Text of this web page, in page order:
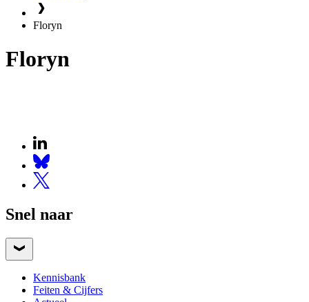
Floryn
Floryn
Snel naar
Kennisbank
Feiten & Cijfers